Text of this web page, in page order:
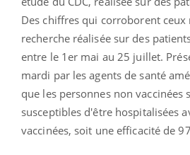
Des chiffres qui corroborent
recherche réalisée sur des
entre le 1er mai au 25 juillet.
mardi par les agents de santé
que les personnes non vaccinées
susceptibles d'être hospitalisées
vaccinées, soit une efficacité de